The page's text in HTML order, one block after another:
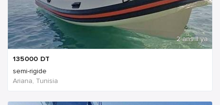
2 ans Il ya
135000 DT
semi-rigide
Ariana, Tunisia